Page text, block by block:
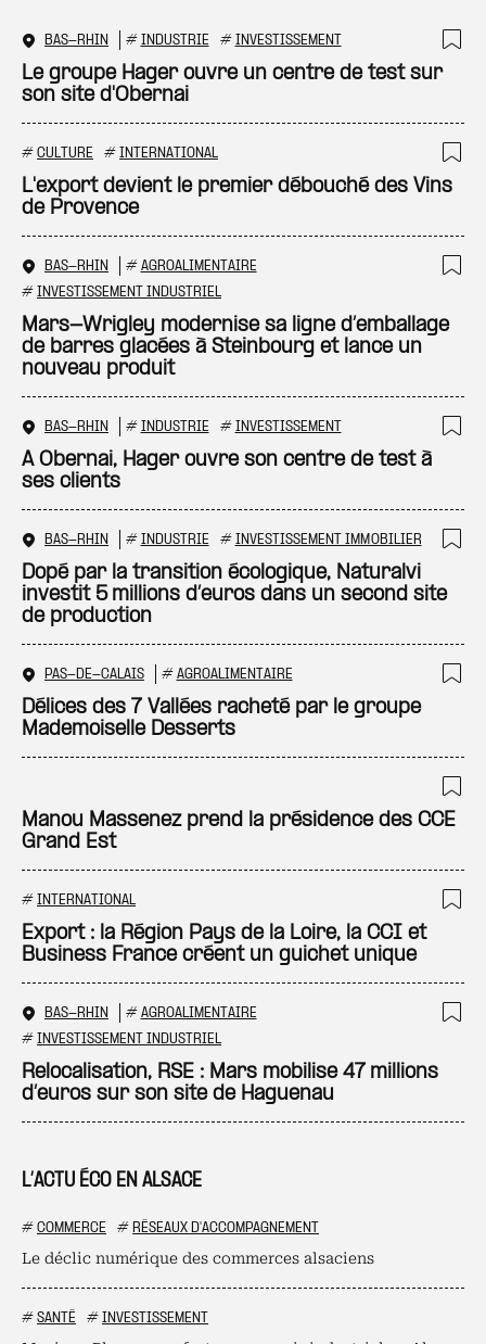
L’ACTU ÉCO EN ALSACE
# COMMERCE # RÉSEAUX D'ACCOMPAGNEMENT
Le déclic numérique des commerces alsaciens
# SANTÉ # INVESTISSEMENT
BAS-RHIN # INDUSTRIE # INVESTISSEMENT
Le groupe Hager ouvre un centre de test sur
son site d'Obernai
# CULTURE # INTERNATIONAL
L'export devient le premier débouché des Vins
de Provence
BAS-RHIN # AGROALIMENTAIRE
# INVESTISSEMENT INDUSTRIEL
Mars-Wrigley modernise sa ligne d’emballage
de barres glacées à Steinbourg et lance un
nouveau produit
BAS-RHIN # INDUSTRIE # INVESTISSEMENT
A Obernai, Hager ouvre son centre de test à
ses clients
BAS-RHIN # INDUSTRIE # INVESTISSEMENT IMMOBILIER
Dopé par la transition écologique, Naturalvi
investit 5 millions d’euros dans un second site
de production
PAS-DE-CALAIS # AGROALIMENTAIRE
Délices des 7 Vallées racheté par le groupe
Mademoiselle Desserts
Manou Massenez prend la présidence des CCE
Grand Est
# INTERNATIONAL
Export : la Région Pays de la Loire, la CCI et
Business France créent un guichet unique
BAS-RHIN # AGROALIMENTAIRE
# INVESTISSEMENT INDUSTRIEL
Relocalisation, RSE : Mars mobilise 47 millions
d’euros sur son site de Haguenau